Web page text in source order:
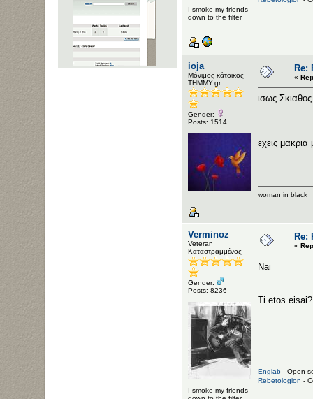
I smoke my friends
down to the filter
ioja
Μόνιμος κάτοικος
ΤΗΜΜΥ.gr
Gender:
Posts: 1514
Re:
«
ισως Σκιαθος
εχεις μακρια
woman in black
Verminoz
Veteran
Καταστραμμένος
Gender:
Posts: 8236
I smoke my friends
Re:
«
Nai
Ti etos eisai?
Englab - Open
Rebetologion -